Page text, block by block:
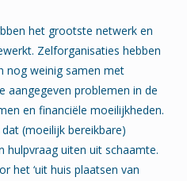
het grootste netwerk en
Zelforganisaties hebben
nog weinig samen met
aangegeven problemen in de
en financiële moeilijkheden.
(moeilijk bereikbare)
hulpvraag uiten uit schaamte.
het ‘uit huis plaatsen van